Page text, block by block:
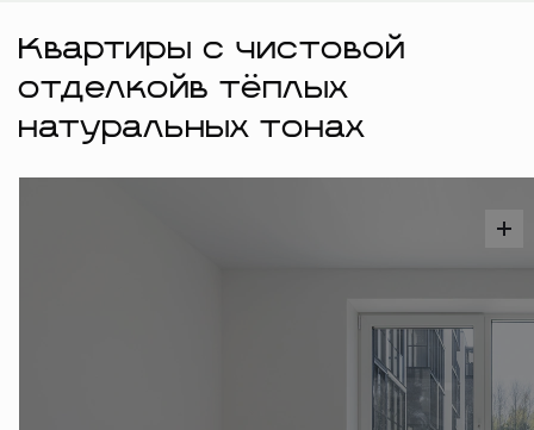
Квартиры с чистовой
отделкойв тёплых
натуральных тонах